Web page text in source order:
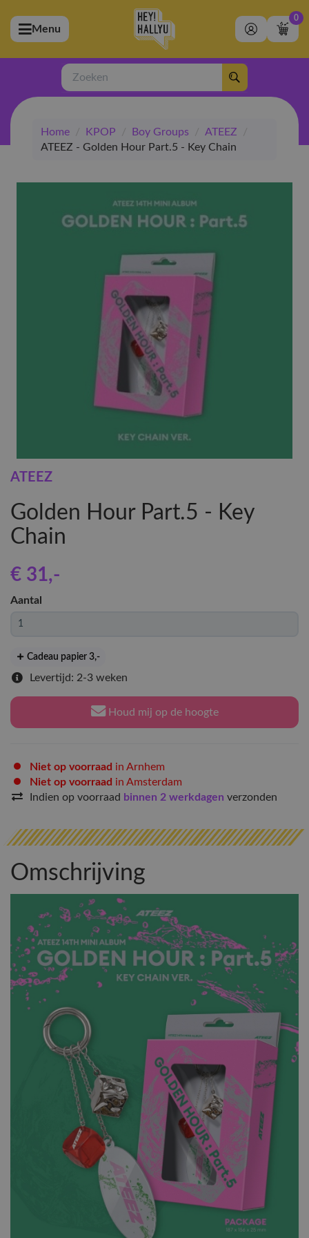
(Artiesten)
(Merchandise)
(Exclusive)
(Winkel)
Menu
0
Zoeken
Home / KPOP / Boy Groups / ATEEZ
/
ATEEZ - Golden Hour Part.5 - Key Chain
ATEEZ
Golden Hour Part.5 - Key
Chain
€ 31,-
Aantal
Cadeau papier 3,-
Levertijd: 2-3 weken
Houd mij op de hoogte
Niet op voorraad in Arnhem
Niet op voorraad in Amsterdam
Indien op voorraad binnen 2 werkdagen verzonden
Omschrijving